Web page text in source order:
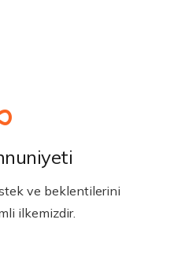
ve beklentilerini
ilkemizdir.